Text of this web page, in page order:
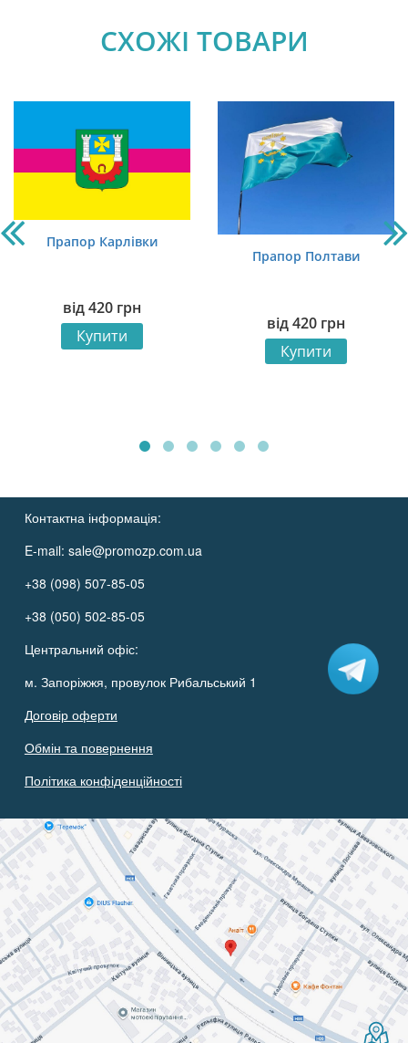
СХОЖІ ТОВАРИ
Прапор Карлівки
від420 грн
Купити
Прапор Полтави
від420 грн
Купити
Контактна інформація:
E-mail: sale@promozp.com.ua
+38 (098) 507-85-05
+38 (050) 502-85-05
Центральний офіс:
м. Запоріжжя, провулок Рибальський 1
Договір оферти
Обмін та повернення
Політика конфіденційності